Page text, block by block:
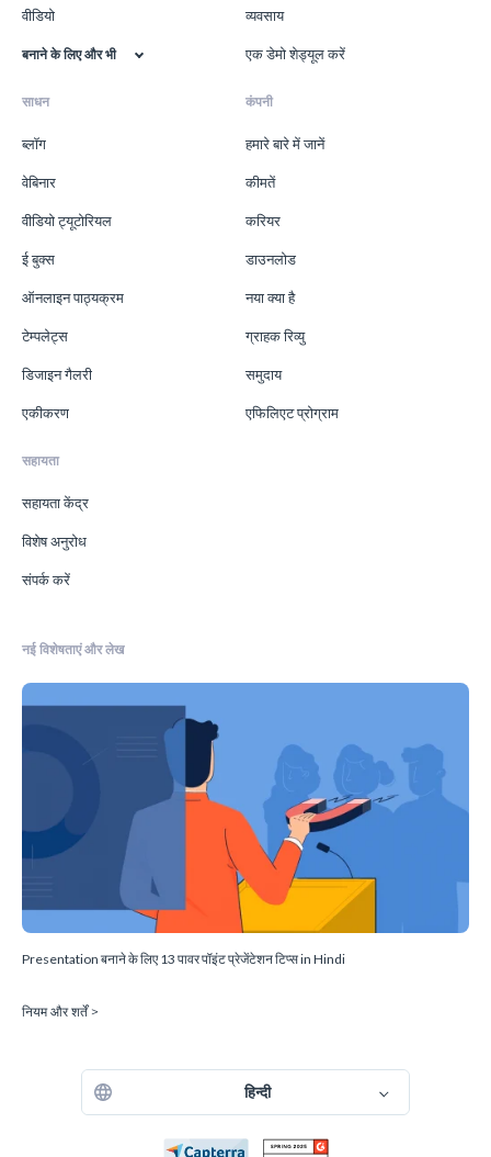
वीडियो
बनाने के लिए और भी
व्यवसाय
एक डेमो शेड्यूल करें
साधन
ब्लॉग
वेबिनार
वीडियो ट्यूटोरियल
ई बुक्स
ऑनलाइन पाठ्यक्रम
टेम्पलेट्स
डिजाइन गैलरी
एकीकरण
कंपनी
हमारे बारे में जानें
कीमतें
करियर
डाउनलोड
नया क्या है
ग्राहक रिव्यु
समुदाय
एफिलिएट प्रोग्राम
सहायता
सहायता केंद्र
विशेष अनुरोध
संपर्क करें
नई विशेषताएं और लेख
Presentation बनाने के लिए 13 पावर पॉइंट प्रेजेंटेशन टिप्स in Hindi
नियम और शर्तें >
हिन्दी